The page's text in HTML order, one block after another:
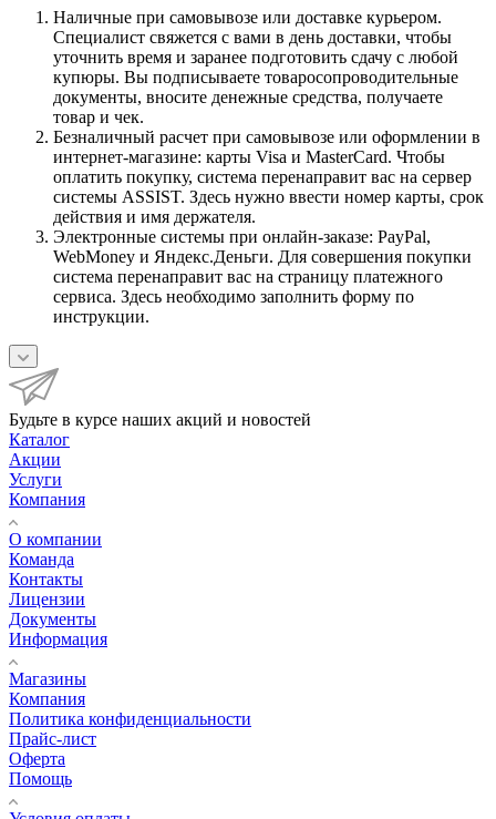
Наличные при самовывозе или доставке курьером.
Специалист свяжется с вами в день доставки, чтобы
уточнить время и заранее подготовить сдачу с любой
купюры. Вы подписываете товаросопроводительные
документы, вносите денежные средства, получаете
товар и чек.
Безналичный расчет при самовывозе или оформлении в
интернет-магазине: карты Visa и MasterCard. Чтобы
оплатить покупку, система перенаправит вас на сервер
системы ASSIST. Здесь нужно ввести номер карты, срок
действия и имя держателя.
Электронные системы при онлайн-заказе: PayPal,
WebMoney и Яндекс.Деньги. Для совершения покупки
система перенаправит вас на страницу платежного
сервиса. Здесь необходимо заполнить форму по
инструкции.
Будьте в курсе наших акций и новостей
Каталог
Акции
Услуги
Компания
О компании
Команда
Контакты
Лицензии
Документы
Информация
Магазины
Компания
Политика конфиденциальности
Прайс-лист
Оферта
Помощь